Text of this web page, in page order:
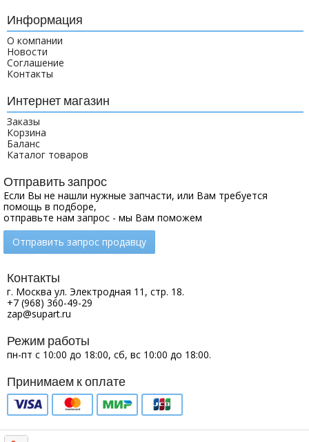
Информация
О компании
Новости
Соглашение
Контакты
Интернет магазин
Заказы
Корзина
Баланс
Каталог товаров
Отправить запрос
Если Вы не нашли нужные запчасти, или Вам требуется
помощь в подборе,
отправьте нам запрос - мы Вам поможем
Отправить запрос продавцу
Контакты
г. Москва ул. Электродная 11, стр. 18.
+7 (968) 360-49-29
zap@supart.ru
Режим работы
пн-пт с 10:00 до 18:00, сб, вс 10:00 до 18:00.
Принимаем к оплате